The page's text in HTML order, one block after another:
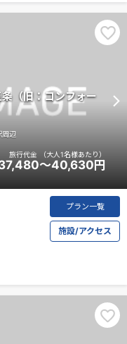
（旧：コンフォー
プラン一覧
施設/アクセス
周辺
旅行代金 （大人1名様あたり）
～40,630円